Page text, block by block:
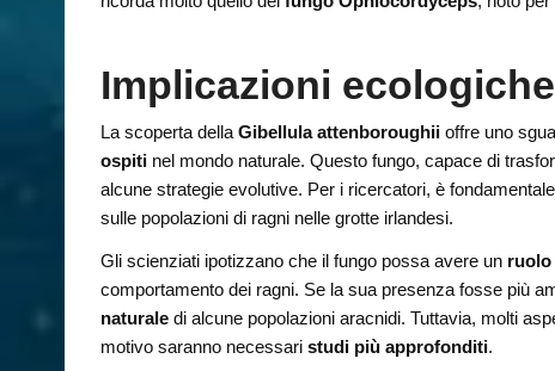
Implicazioni
La scoperta dellaGibellula attenboroughii offre uno
ospiti nel mondo naturale. Questo fungo, capace di
alcune strategie evolutive. Per i ricercatori, è
sulle popolazioni di ragni nelle grotte irlandesi.
Gli scienziati ipotizzano che il fungo possa avere un ruolo
comportamento dei ragni. Se la sua presenza fosse più
naturale di alcune popolazioni aracnidi. Tuttavia, molti
motivo saranno necessaristudi più approfonditi.